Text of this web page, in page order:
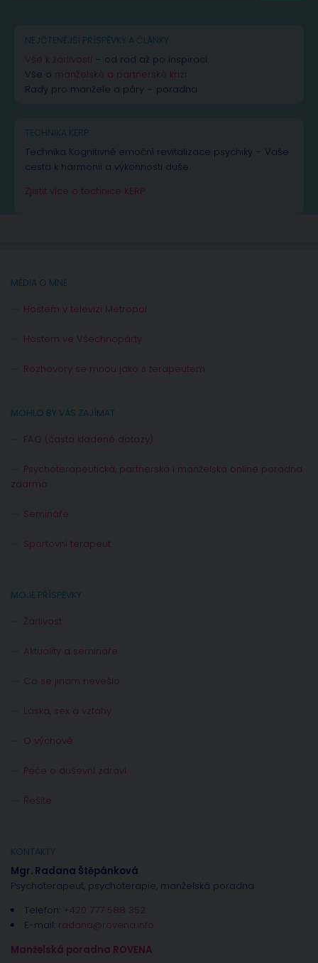
NEJČTENĚJŠÍ PŘÍSPĚVKY A ČLÁNKY
Vše k žárlivosti – od rad až po inspiraci
Vše o manželské a partnerské krizi
Rady pro manžele a páry – poradna
TECHNIKA KERP
Technika Kognitivně emoční revitalizace psychiky – Vaše
cesta k harmonii a výkonnosti duše.
Zjistit více o technice KERP
MÉDIA O MNĚ
Hostem v televizi Metropol
Hostem ve Všechnopárty
Rozhovory se mnou jako s terapeutem
MOHLO BY VÁS ZAJÍMAT
FAQ (často kladené dotazy)
Psychoterapeutická, partnerská i manželská online poradna
zdarma
Semináře
Sportovní terapeut
MOJE PŘÍSPĚVKY
Žárlivost
Aktuality a semináře
Co se jinam nevešlo
Láska, sex a vztahy
O výchově
Péče o duševní zdraví
Řešíte
KONTAKTY
Mgr. Radana Štěpánková
Psychoterapeut, psychoterapie, manželská poradna
Telefon: +420 777 588 352
E-mail: radana@rovena.info
Manželská poradna ROVENA